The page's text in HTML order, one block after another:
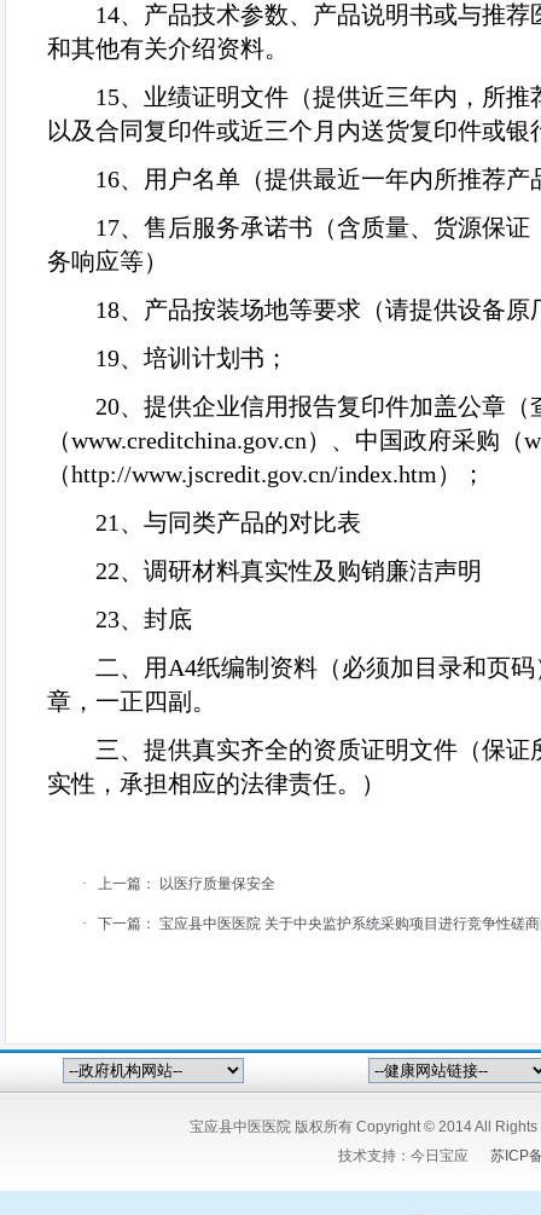
14、产品技术参数、产品说明书或与推
和其他有关介绍资料。
15、业绩证明文件（提供近三年内，所
以及合同复印件或近三个月内送货复印件或银
16、用户名单（提供最近一年内所推荐产
17、售后服务承诺书（含质量、货源保
务响应等）
18、产品按装场地等要求（请提供设备原
19、培训计划书；
20、提供企业信用报告复印件加盖公章（
（www.creditchina.gov.cn）、中国政府采购（
（http://www.jscredit.gov.cn/index.htm ）；
21 、与同类产品的对比表
22、调研材料真实性及购销廉洁声明
23、封底
二、用 A4纸编制资料（必须加目录和页
章，一正四副。
三、提供真实齐全的资质证明文件（保
实性，承担相应的法律责任。）
· 上一篇： 以医疗质量保安全
· 下一篇： 宝应县中医医院 关于中央监护系统采购项目进行竞争性磋
宝应县中医医院 版权所有 Copyright © 2014 All
技术支持： 今日宝应 苏ICP